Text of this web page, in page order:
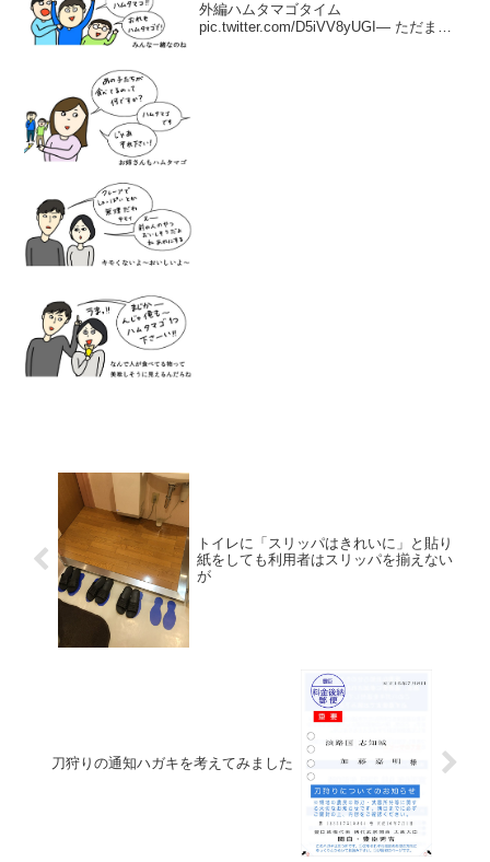
外編ハムタマゴタイム
pic.twitter.com/D5iVV8yUGI— ただまひ
トイレに「スリッパはきれいに」と貼り
紙をしても利用者はスリッパを揃えない
が
刀狩りの通知ハガキを考えてみました